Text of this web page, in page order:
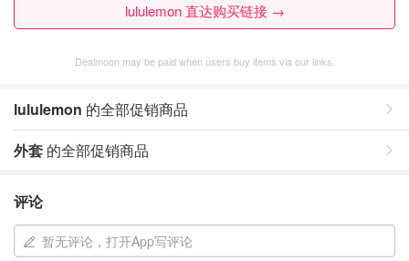
lululemon 直达购买链接 →
Dealmoon may be paid when users buy items via our links.
lululemon 的全部促销商品
外套 的全部促销商品
评论
暂无评论，打开App写评论